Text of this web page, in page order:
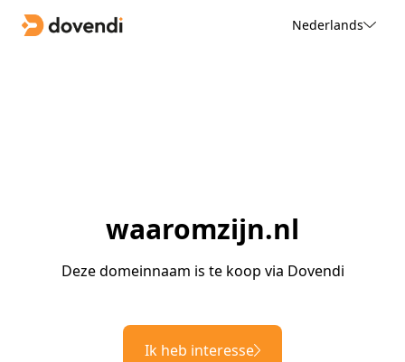
Nederlands
waaromzijn.nl
Deze domeinnaam is te koop via Dovendi
Ik heb interesse